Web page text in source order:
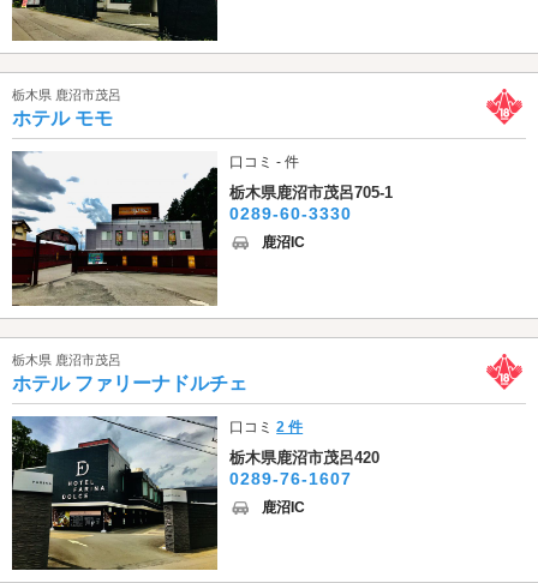
栃木県 鹿沼市茂呂
ホテル モモ
口コミ - 件
栃木県鹿沼市茂呂705-1
0289-60-3330
鹿沼IC
栃木県 鹿沼市茂呂
ホテル ファリーナドルチェ
口コミ2 件
栃木県鹿沼市茂呂420
0289-76-1607
鹿沼IC